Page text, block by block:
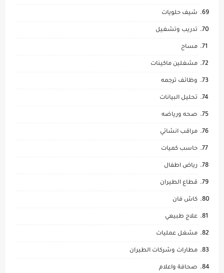
شيف حلويات
تدريب وتشغيل
مساح
مشغلين ماكينات
وظائف ترجمه
تحليل البيانات
صحه ورياضه
مراقب انشائي
حاسب كميات
رياض اطفال
قطاع الطيران
كاش فان
علاج طبيعي
مشغل عمليات
مطارات وشركات الطيران
صحافة واعلام